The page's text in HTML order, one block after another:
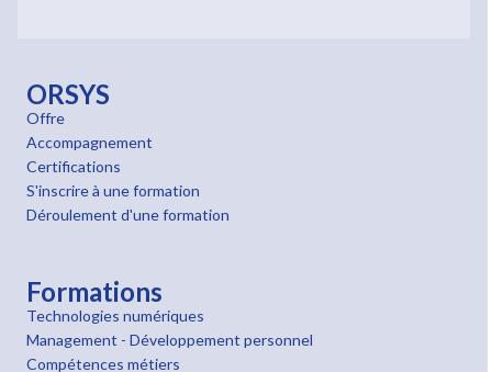
ORSYS
Offre
Accompagnement
Certifications
S'inscrire à une formation
Déroulement d'une formation
Formations
Technologies numériques
Management - Développement personnel
Compétences métiers